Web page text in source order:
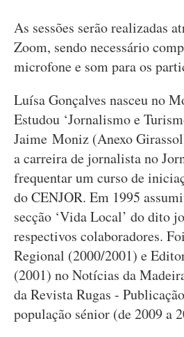
As sessões serão realizadas
Zoom, sendo necessário
microfone e som para os
Luísa Gonçalves nasceu no
Estudou ‘Jornalismo e
Jaime Moniz (Anexo
a carreira de jornalista no
frequentar um curso de
do CENJOR. Em 1995
secção ‘Vida Local’ do dito
respectivos colaboradores.
Regional (2000/2001) e
(2001) no Notícias da
da Revista Rugas -
população sénior (de 2009 a